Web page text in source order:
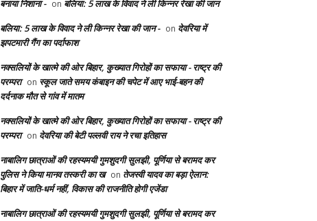
बनाया निशाना - on बलिया: 5 लाख के विवाद ने ली किन्नर रेखा की जान
बलिया: 5 लाख के विवाद ने ली किन्नर रेखा की जान - on देवरिया में
झपटमारी गैंग का पर्दाफाश
नक्सलियों के खात्मे की ओर बिहार, कुख्यात गिरोहों का सफाया - राष्ट्र की
परम्परा on स्कूल जाते समय कंबाइन की चपेट में आए भाई-बहन की
दर्दनाक मौत से गांव में मातम
नक्सलियों के खात्मे की ओर बिहार, कुख्यात गिरोहों का सफाया - राष्ट्र की
परम्परा on देवरिया की बेटी पल्लवी राय ने रचा इतिहास
नाबालिग छात्राओं की रहस्यमयी गुमशुदगी सुलझी, पूर्णिया से बरामद कर
पुलिस ने किया मानव तस्करी का ख on तेजस्वी यादव का बड़ा ऐलान:
बिहार में जाति-धर्म नहीं, विकास की राजनीति होगी एजेंडा
नाबालिग छात्राओं की रहस्यमयी गुमशुदगी सुलझी, पूर्णिया से बरामद कर